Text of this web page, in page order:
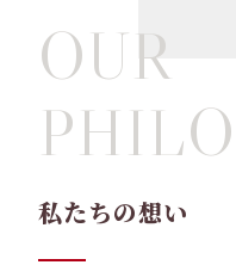
OUR
私たちの想い